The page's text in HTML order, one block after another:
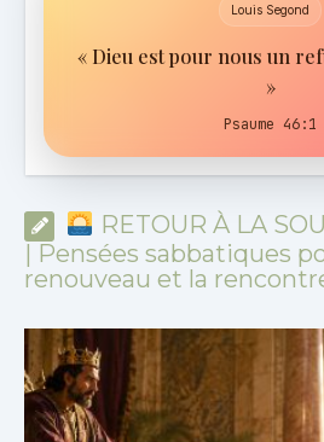
Louis Segond
« Dieu est pour nous un
»
Psaume 46:1
RETOUR À LA
| Pensées sabbatiques
renouveau et la